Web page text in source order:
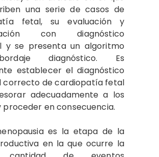
una serie de casos de
fetal, su evaluación y
con diagnóstico
y se presenta un algoritmo
diagnóstico. Es
establecer el diagnóstico
correcto de cardiopatía fetal
adecuadamente a los
proceder en consecuencia.
es la etapa de la
en la que ocurre la